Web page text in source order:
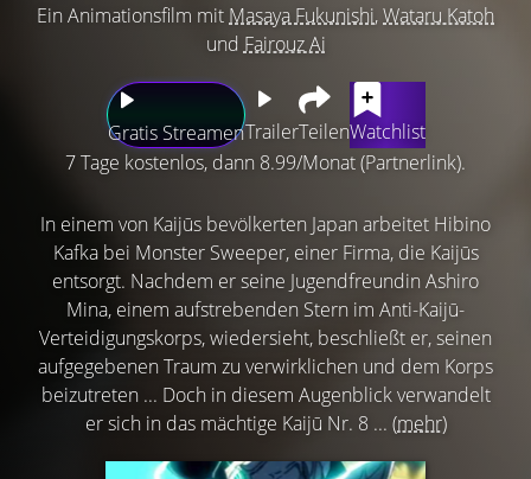
Ein Animationsfilm mit Masaya Fukunishi,Wataru Katoh
und Fairouz Ai
Gratis StreamenTrailerTeilenWatchlist
7 Tage kostenlos, dann 8.99/Monat (Partnerlink).
In einem von Kaijūs bevölkerten Japan arbeitet Hibino
Kafka bei Monster Sweeper, einer Firma, die Kaijūs
entsorgt. Nachdem er seine Jugendfreundin Ashiro
Mina, einem aufstrebenden Stern im Anti-Kaijū-
Verteidigungskorps, wiedersieht, beschließt er, seinen
aufgegebenen Traum zu verwirklichen und dem Korps
beizutreten ... Doch in diesem Augenblick verwandelt
er sich in das mächtige Kaijū Nr. 8 ... (mehr)